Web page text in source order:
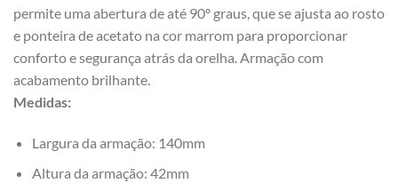
permite uma abertura de até 90º graus, que se ajusta ao rosto
e ponteira de acetato na cor marrom para proporcionar
conforto e segurança atrás da orelha. Armação com
acabamento brilhante.
Medidas:
Largura da armação: 140mm
Altura da armação: 42mm